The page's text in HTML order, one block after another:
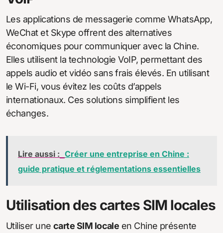
Les applications de messagerie comme WhatsApp,
WeChat et Skype offrent des alternatives
économiques pour communiquer avec la Chine.
Elles utilisent la technologie VoIP, permettant des
appels audio et vidéo sans frais élevés. En utilisant
le Wi-Fi, vous évitez les coûts d’appels
internationaux. Ces solutions simplifient les
échanges.
Lire aussi : Créer une entreprise en Chine :
guide pratique et réglementations essentielles
Utilisation des cartes SIM locales
Utiliser une carte SIM locale en Chine présente